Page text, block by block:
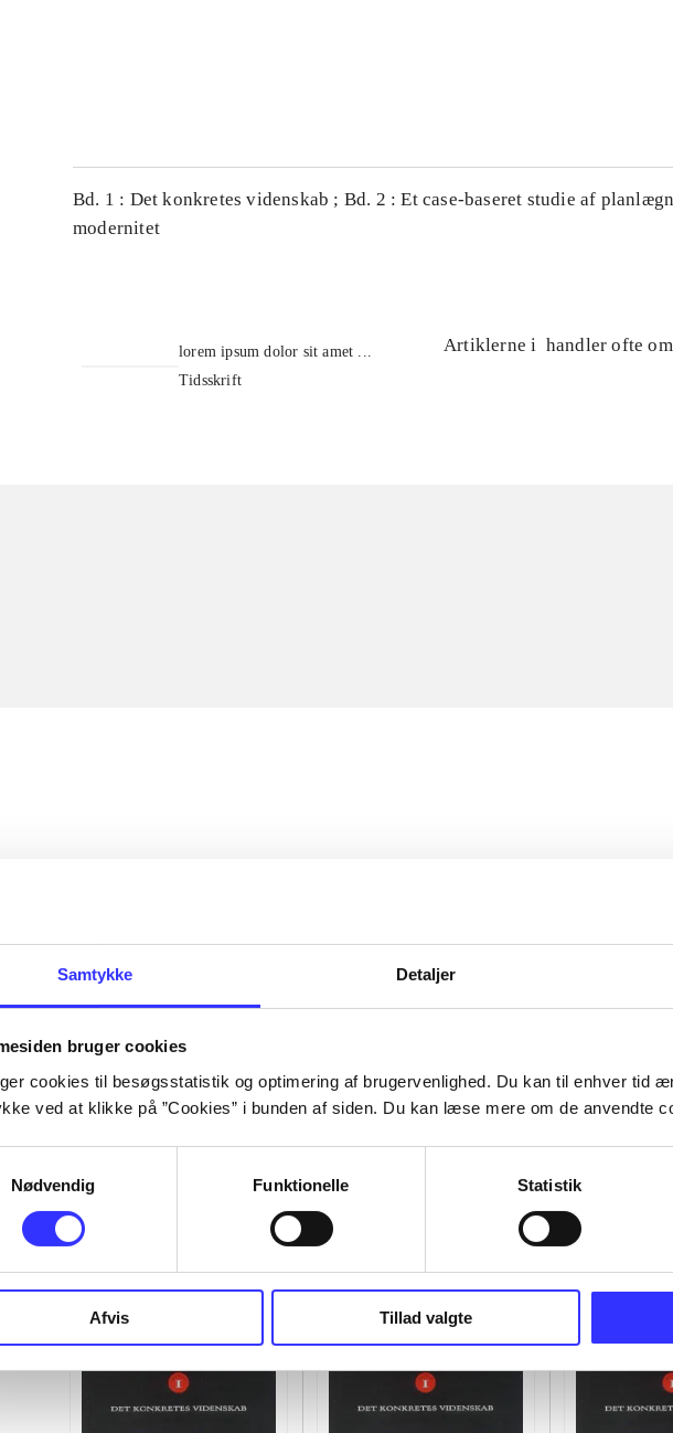
Samtykke Detaljer
bruger cookies
cookies til besøgsstatistik og optimering af brugervenlighed. Du kan til enhver tid
ved at klikke på ”Cookies” i bunden af siden. Du kan læse mere om de anvendte
Nødvendig
Funktionelle Statistik
Afvis Tillad valgte
Bd. 1 : Det konkretes videnskab ; Bd. 2 : Et case-baseret studie af
modernitet
lorem ipsum dolor sit amet ...
Tidsskrift
Artiklerne i handler ofte om
...
...
...